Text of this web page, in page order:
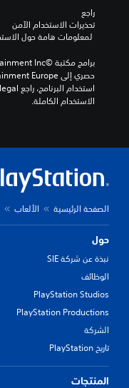
راجع
تحذيرات الاستخدام الآمن
الاستخدام الكاملة.
الصفحة الرئيسية الألعاب
حول
نبذة عن شركة SIE
الوظائف
PlayStation Studios
PlayStation Productions
الشركة
تاريخ PlayStation
المنتجات